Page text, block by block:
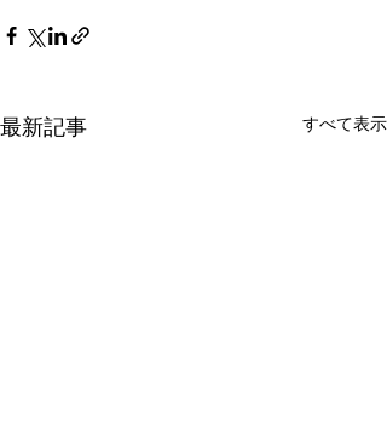
最新記事 すべて表示